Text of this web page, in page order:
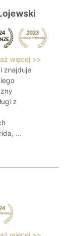
więcej >>
znajduje
z
...